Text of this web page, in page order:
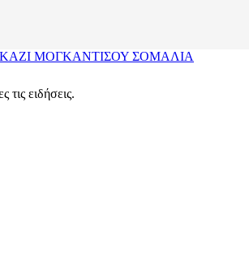
ΜΟΓΚΑΝΤΙΣΟΥ ΣΟΜΑΛΙΑ
τις ειδήσεις.